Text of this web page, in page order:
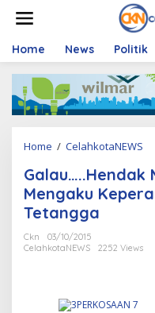
t
Home News Politik
Home / CelahkotaNEWS
l
a
u
Galau…..Hendak
Mengaku
Tetangga
Ckn
03/10/2015
CelahkotaNEWS
2252 Views